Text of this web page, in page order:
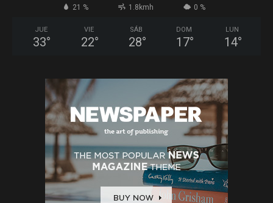
21 % 1.8kmh 0 %
JUE
33°
VIE
22°
SÁB
28°
DOM
17°
LUN
14°